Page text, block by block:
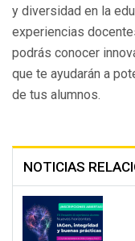
y diversidad en la
experiencias
podrás conocer
que te ayudarán a
de tus alumnos.
NOTICIAS